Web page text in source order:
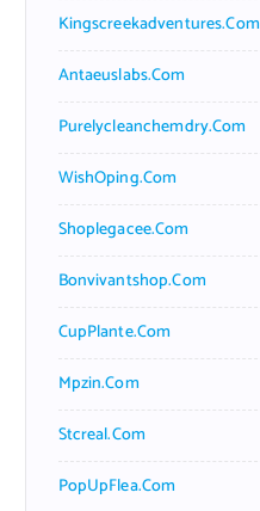
Kingscreekadventures.com
Antaeuslabs.com
Purelycleanchemdry.com
WishOping.com
Shoplegacee.com
Bonvivantshop.com
CupPlante.com
Mpzin.com
Stcreal.com
PopUpFlea.com